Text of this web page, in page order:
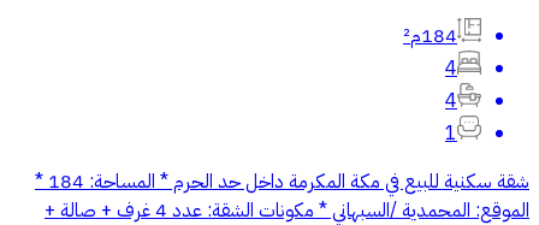
184م²
4
4
1
شقة سكنية للبيع في مكة المكرمة داخل حد الحرم * المساحة: 184 *
الموقع: المحمدية /السبهاني * مكونات الشقة: عدد 4 غرف + صالة +